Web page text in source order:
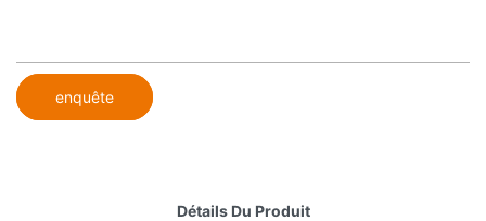
enquête
Détails Du Produit